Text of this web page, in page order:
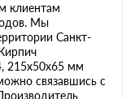
клиентам
Мы
Санкт-
215х50х65 мм
связавшись с